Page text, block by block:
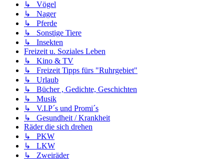
↳ Vögel
↳ Nager
↳ Pferde
↳ Sonstige Tiere
↳ Insekten
Freizeit u. Soziales Leben
↳ Kino & TV
↳ Freizeit Tipps fürs "Ruhrgebiet"
↳ Urlaub
↳ Bücher , Gedichte, Geschichten
↳ Musik
↳ V.I.P´s und Promi´s
↳ Gesundheit / Krankheit
Räder die sich drehen
↳ PKW
↳ LKW
↳ Zweiräder